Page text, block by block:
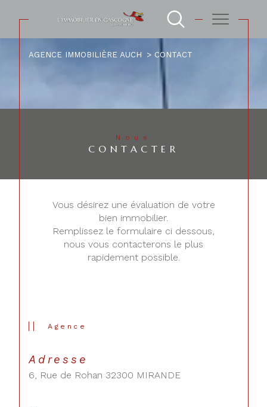
AGENCE IMMOBILIÈRE AUCH CONTACT
Nous
CONTACTER
Vous désirez une évaluation de votre
bien immobilier.
Remplissez le formulaire ci dessous,
nous vous contacterons le plus
rapidement possible.
Agence
Adresse
6, Rue de Rohan 32300 MIRANDE